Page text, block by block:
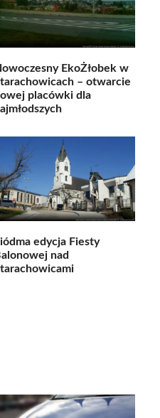
EkoŻłobek w
– otwarcie
placówki dla
edycja Fiesty
nad